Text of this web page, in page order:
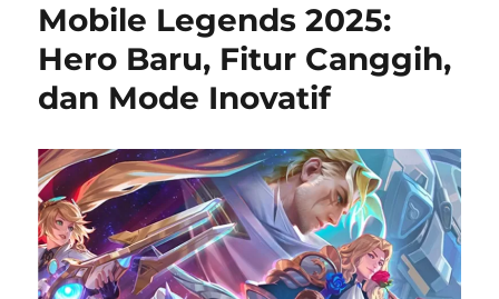
Mobile Legends 2025:
Hero Baru, Fitur Canggih,
dan Mode Inovatif